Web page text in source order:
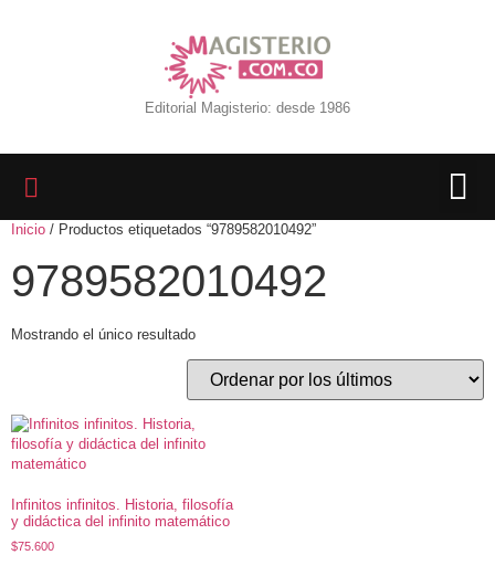
Editorial Magisterio: desde 1986
Inicio / Productos etiquetados “9789582010492”
9789582010492
Mostrando el único resultado
Infinitos infinitos. Historia, filosofía
y didáctica del infinito matemático
$75.600